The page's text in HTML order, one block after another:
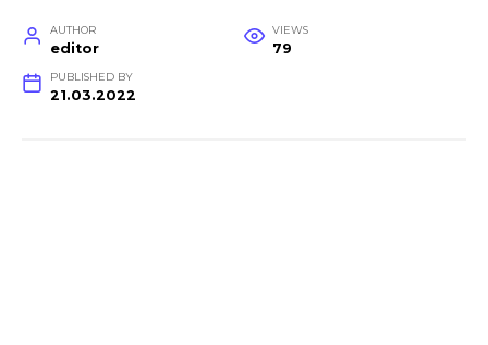
AUTHOR
editor
VIEWS
79
PUBLISHED BY
21.03.2022